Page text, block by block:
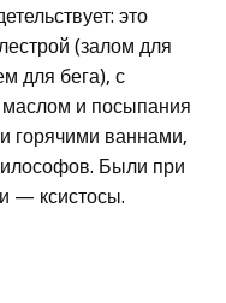
это
(залом для
для бега), с
и посыпания
горячими ваннами,
Были при
— ксистосы.